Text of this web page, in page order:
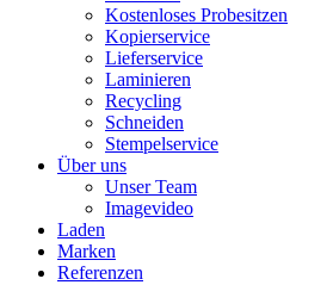
Kostenloses Probesitzen
Kopierservice
Lieferservice
Laminieren
Recycling
Schneiden
Stempelservice
Über uns
Unser Team
Imagevideo
Laden
Marken
Referenzen